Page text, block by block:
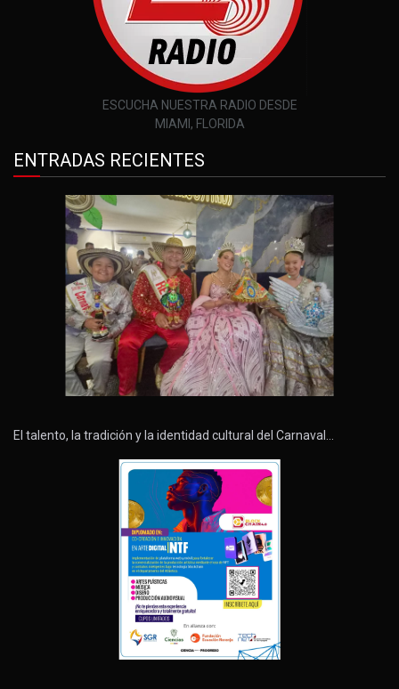
ESCUCHA NUESTRA RADIO DESDE
MIAMI, FLORIDA
ENTRADAS RECIENTES
El talento, la tradición y la identidad cultural del Carnaval…